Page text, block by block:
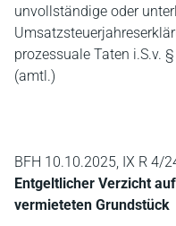
unvollständige oder
prozessuale Taten i.S.v.
(amtl.)
BFH 10.10.2025, IX R 4/
Entgeltlicher Verzicht
vermieteten Grundstück